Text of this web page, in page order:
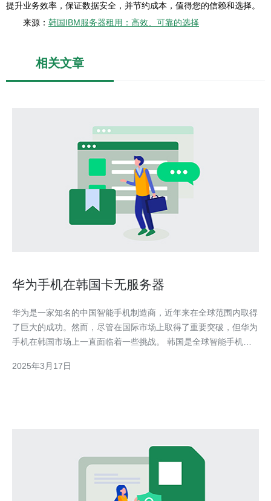
提升业务效率，保证数据安全，并节约成本，值得您的信赖和选择。
来源： 韩国IBM服务器租用：高效、可靠的选择
相关文章
华为手机在韩国卡无服务器
华为是一家知名的中国智能手机制造商，近年来在全球范围内取得
了巨大的成功。然而，尽管在国际市场上取得了重要突破，但华为
手机在韩国市场上一直面临着一些挑战。 韩国是全球智能手机市
华为手机在这个市场上一直处于相对较低的份额，并且面临着来自
2025年3月17日